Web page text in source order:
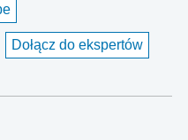
Dołącz do ekspertów